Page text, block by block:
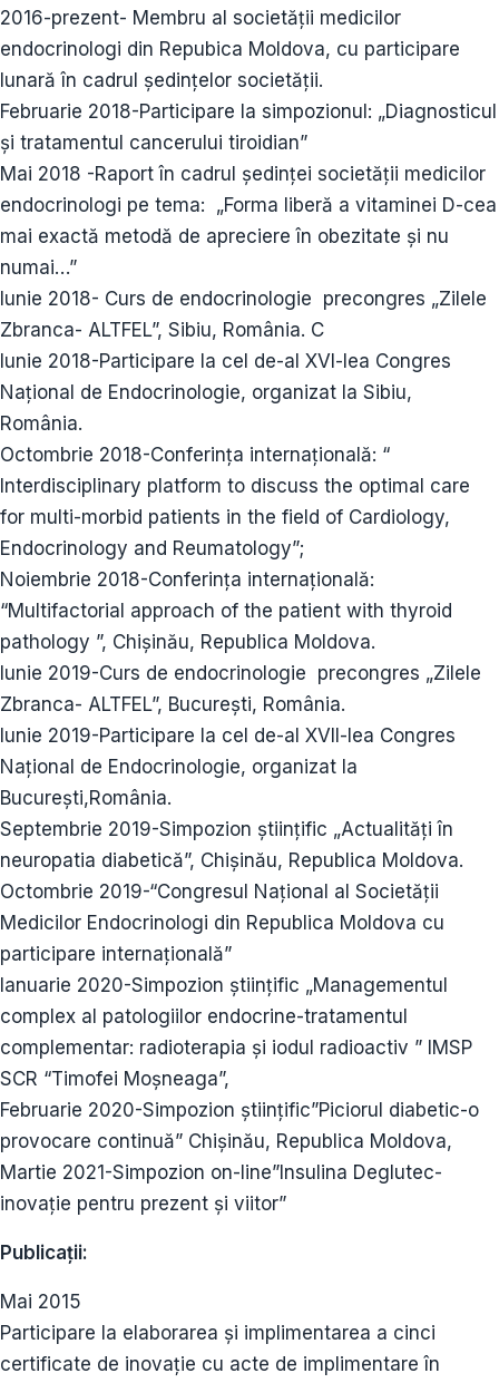
2016-prezent- Membru al societății medicilor
endocrinologi din Repubica Moldova, cu participare
lunară în cadrul ședințelor societății.
Februarie 2018-Participare la simpozionul: „Diagnosticul
și tratamentul cancerului tiroidian”
Mai 2018 -Raport în cadrul ședinței societății medicilor
endocrinologi pe tema: „Forma liberă a vitaminei D-cea
mai exactă metodă de apreciere în obezitate și nu
numai…”
Iunie 2018- Curs de endocrinologie precongres „Zilele
Zbranca- ALTFEL”, Sibiu, România. C
Iunie 2018-Participare la cel de-al XVI-lea Congres
Național de Endocrinologie, organizat la Sibiu,
România.
Octombrie 2018-Conferința internațională: “
Interdisciplinary platform to discuss the optimal care
for multi-morbid patients in the field of Cardiology,
Endocrinology and Reumatology”;
Noiembrie 2018-Conferința internațională:
“Multifactorial approach of the patient with thyroid
pathology ”, Chișinău, Republica Moldova.
Iunie 2019-Curs de endocrinologie precongres „Zilele
Zbranca- ALTFEL”, București, România.
Iunie 2019-Participare la cel de-al XVII-lea Congres
Național de Endocrinologie, organizat la
București,România.
Septembrie 2019-Simpozion științific „Actualități în
neuropatia diabetică”, Chișinău, Republica Moldova.
Octombrie 2019-“Congresul Național al Societății
Medicilor Endocrinologi din Republica Moldova cu
participare internațională”
Ianuarie 2020-Simpozion științific „Managementul
complex al patologiilor endocrine-tratamentul
complementar: radioterapia și iodul radioactiv ” IMSP
SCR “Timofei Moșneaga”,
Februarie 2020-Simpozion științific”Piciorul diabetic-o
provocare continuă” Chișinău, Republica Moldova,
Martie 2021-Simpozion on-line”Insulina Deglutec-
inovație pentru prezent și viitor”
Publicații:
Mai 2015
Participare la elaborarea și implimentarea a cinci
certificate de inovație cu acte de implimentare în